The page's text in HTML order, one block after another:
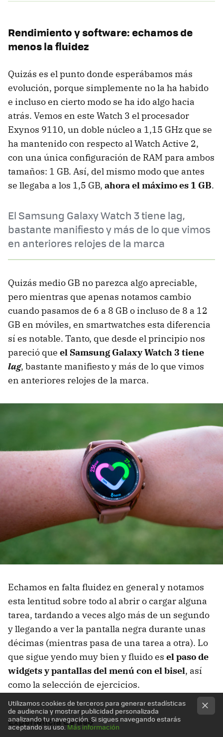
Rendimiento y software: echamos de
menos la fluidez
Quizás es el punto donde esperábamos más
evolución, porque simplemente no la ha habido
e incluso en cierto modo se ha ido algo hacia
atrás. Vemos en este Watch 3 el procesador
Exynos 9110, un doble núcleo a 1,15 GHz que se
ha mantenido con respecto al Watch Active 2,
con una única configuración de RAM para ambos
tamaños: 1 GB. Así, del mismo modo que antes
se llegaba a los 1,5 GB, ahora el máximo es 1 GB.
El Samsung Galaxy Watch 3 tiene lag,
bastante manifiesto y más de lo que vimos
en anteriores relojes de la marca
Quizás medio GB no parezca algo apreciable,
pero mientras que apenas notamos cambio
cuando pasamos de 6 a 8 GB o incluso de 8 a 12
GB en móviles, en smartwatches esta diferencia
sí es notable. Tanto, que desde el principio nos
pareció que el Samsung Galaxy Watch 3 tiene
lag, bastante manifiesto y más de lo que vimos
en anteriores relojes de la marca.
Echamos en falta fluidez en general y notamos
esta lentitud sobre todo al abrir o cargar alguna
tarea, tardando a veces algo más de un segundo
y llegando a ver la pantalla negra durante unas
décimas (mientras pasa de una tarea a otra). Lo
que sigue yendo muy bien y fluido es el paso de
widgets y pantallas del menú con el bisel, así
como la selección de ejercicios.
Experiencia de uso
Utilizamos cookies de terceros para generar estadísticas
de audiencia y mostrar publicidad personalizada
analizando tu navegación. Si sigues navegando estarás
aceptando su uso.Más información